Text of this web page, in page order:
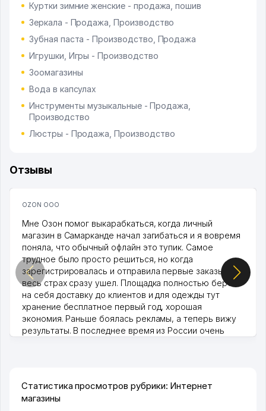
Куртки зимние женские - продажа, пошив
Зеркала - Продажа, Производство
Зубная паста - Производство, Продажа
Игрушки, Игры - Производство
Зоомагазины
Вода в капсулах
Инструменты музыкальные - Продажа,
Производство
Люстры - Продажа, Производство
Отзывы
OZON ООО
Мне Озон помог выкарабкаться, когда личный
магазин в Самарканде начал загибаться и я вовремя
поняла, что обычный офлайн это тупик. Самое
трудное было просто решиться, но когда
зарегистрировалась и отправила первые заказы,
весь страх сразу ушел. Площадка полностью берет
на себя доставку до клиентов и для одежды тут
хранение бесплатное первый год, хорошая
экономия. Раньше боялась рекламы, а теперь вижу
результаты. В последнее время из России очень
Статистика просмотров рубрики: Интернет
магазины